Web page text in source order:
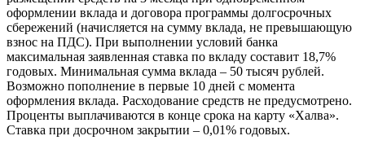
оформлении вклада и договора программы долгосрочных
сбережений (начисляется на сумму вклада, не превышающую
взнос на ПДС). При выполнении условий банка
максимальная заявленная ставка по вкладу составит 18,7%
годовых. Минимальная сумма вклада – 50 тысяч рублей.
Возможно пополнение в первые 10 дней с момента
оформления вклада. Расходование средств не предусмотрено.
Проценты выплачиваются в конце срока на карту «Халва».
Ставка при досрочном закрытии – 0,01% годовых.